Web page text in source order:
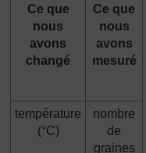
Ce que
nous
avons
changé
Ce que
nous
avons
mesuré
température
(°C)
nombre
de
graines